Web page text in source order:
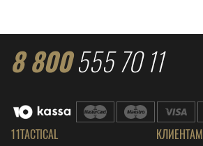
8 800555 70 11
11TACTICAL КЛИЕНТАМ